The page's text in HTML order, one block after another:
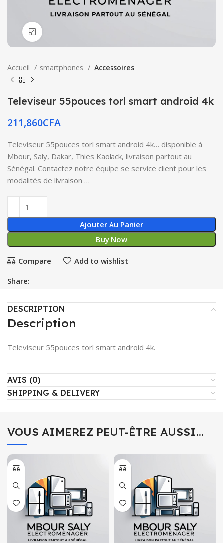
Accueil smartphones Accessoires
Televiseur 55pouces torl smart android 4k
211,860CFA
Televiseur 55pouces torl smart android 4k… disponible à
Mbour, Saly, Dakar, Thies Kaolack, livraison partout au
Sénégal. Contactez notre équipe se service client pour les
modalités de livraison …
Ajouter Au Panier
Buy Now
Compare Add to wishlist
Share:
DESCRIPTION
Description
Televiseur 55pouces torl smart android 4k.
AVIS (0)
SHIPPING & DELIVERY
VOUS AIMEREZ PEUT-ÊTRE AUSSI…